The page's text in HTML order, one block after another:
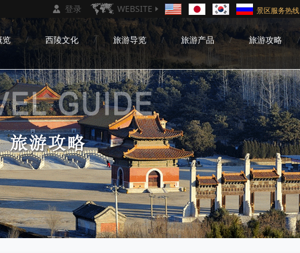
景区服务热线
WEBSITE
登录
览 西陵文化 旅游导览 旅游产品 旅游攻略